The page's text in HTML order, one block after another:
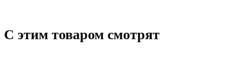
C этим товаром смотрят